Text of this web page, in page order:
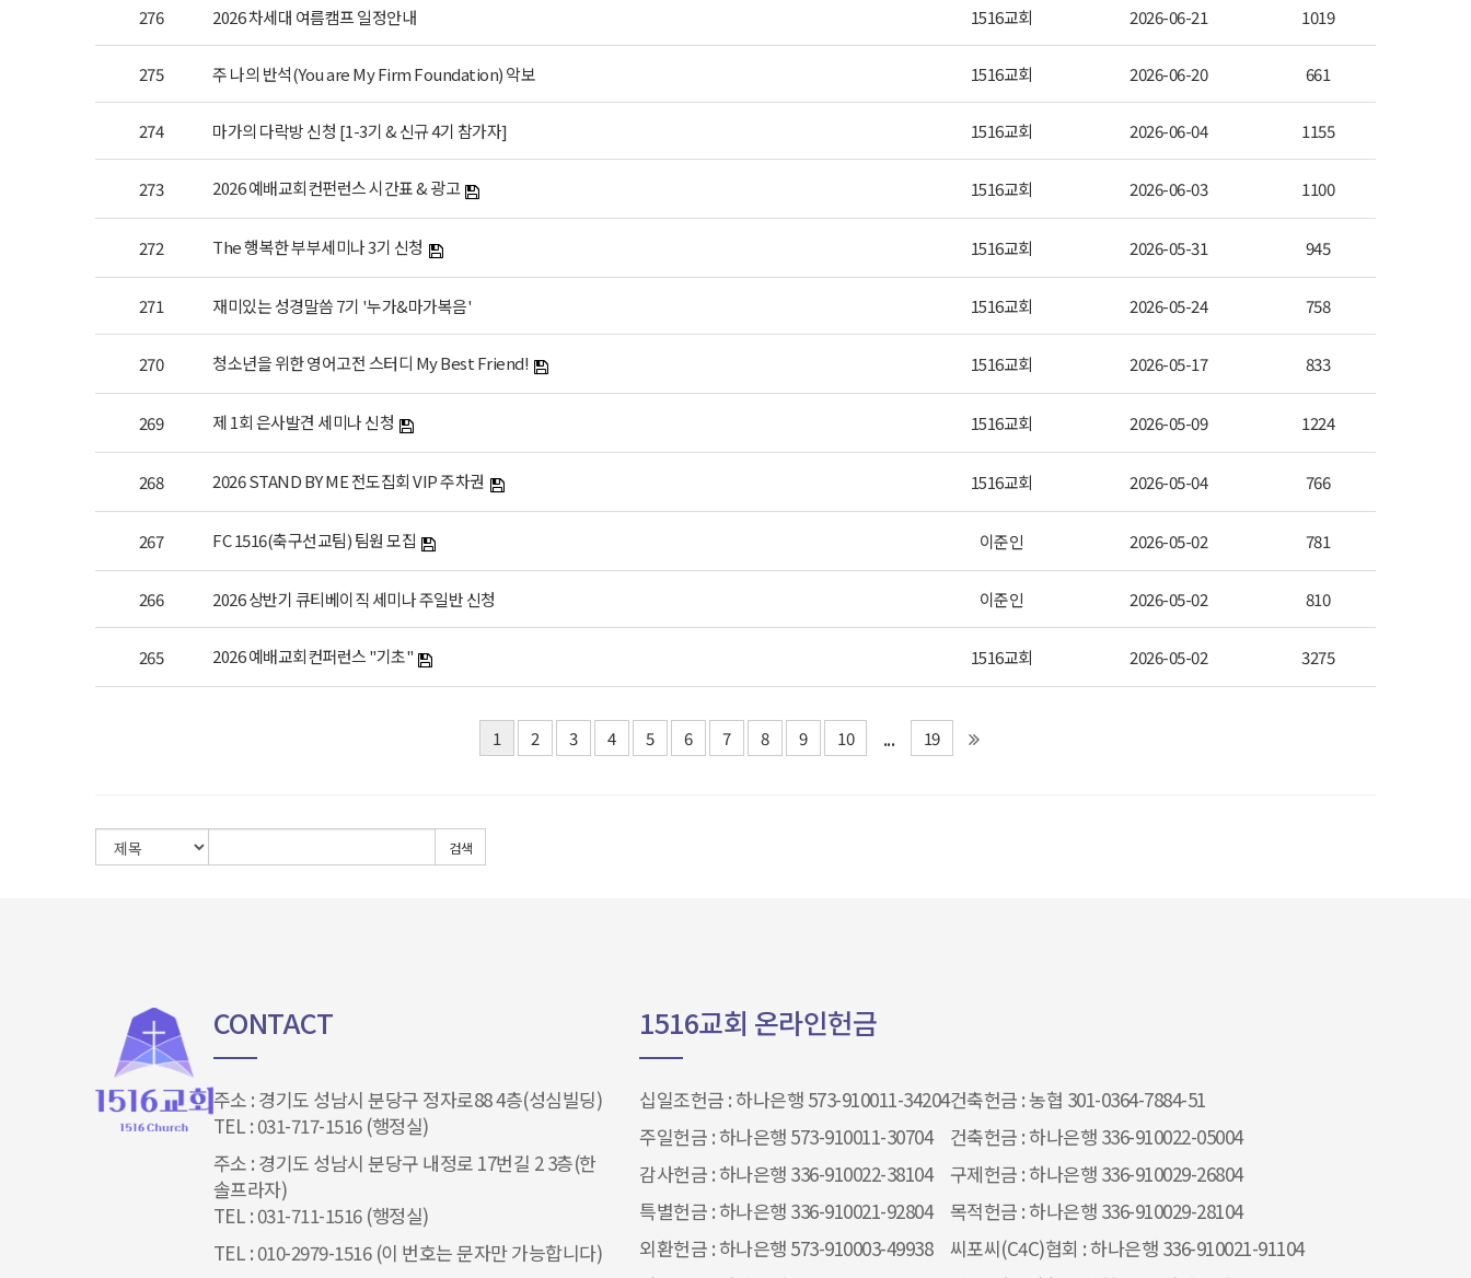
276 2026 차세대 여름캠프 일정안내 1516교회 2026-06-21 1019
275 주 나의 반석(You are My Firm Foundation) 악보 1516교회 2026-06-20 661
274 마가의 다락방 신청 [1-3기 & 신규 4기 참가자] 1516교회 2026-06-04 1155
273 2026 예배교회컨펀런스 시간표 & 광고 1516교회 2026-06-03 1100
272 The 행복한 부부세미나 3기 신청 1516교회 2026-05-31 945
271 재미있는 성경말씀 7기 '누가&마가복음' 1516교회 2026-05-24 758
270 청소년을 위한 영어고전 스터디 My Best Friend! 1516교회 2026-05-17 833
269 제 1회 은사발견 세미나 신청 1516교회 2026-05-09 1224
268 2026 STAND BY ME 전도집회 VIP 주차권 1516교회 2026-05-04 766
267 FC 1516(축구선교팀) 팀원 모집 이준인 2026-05-02 781
266 2026 상반기 큐티베이직 세미나 주일반 신청 이준인 2026-05-02 810
265 2026 예배교회컨퍼런스 "기초" 1516교회 2026-05-02 3275
1 2 3 4 5 6 7 8 9 10 ... 19
검색
CONTACT
주소 : 경기도 성남시 분당구 정자로88 4층(성심빌딩)
TEL : 031-717-1516 (행정실)
주소 : 경기도 성남시 분당구 내정로 17번길 2 3층(한
솔프라자)
TEL : 031-711-1516 (행정실)
TEL : 010-2979-1516 (이 번호는 문자만 가능합니다)
1516교회 온라인헌금
십일조헌금 : 하나은행 573-910011-34204​​​​​​​
주일헌금 : 하나은행 573-910011-30704
감사헌금 : 하나은행 336-910022-38104
특별헌금 : 하나은행 336-910021-92804
외환헌금 : 하나은행 573-910003-49938
건축헌금 : 농협 301-0364-7884-51
건축헌금 : 하나은행 336-910022-05004
구제헌금 : 하나은행 336-910029-26804
목적헌금 : 하나은행 336-910029-28104
씨포씨(C4C)협회 : 하나은행 336-910021-91104